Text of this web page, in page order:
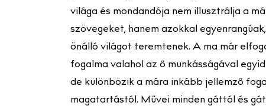
világa és mondandója nem illusztrálja a
szövegeket, hanem azokkal
önálló világot teremtenek. A ma már
fogalma valahol az ő munkásságával
de különbözik a mára inkább jellemző
magatartástól. Művei minden gáttól és